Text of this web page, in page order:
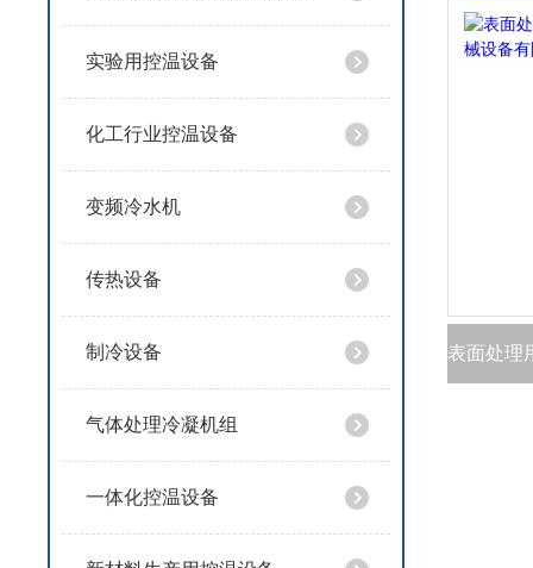
实验用控温设备
化工行业控温设备
变频冷水机
传热设备
制冷设备
气体处理冷凝机组
一体化控温设备